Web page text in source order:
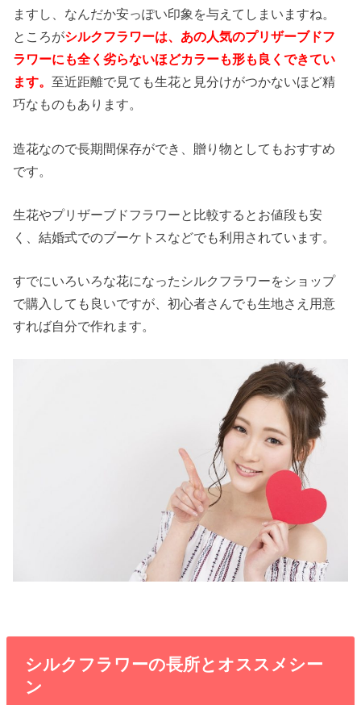
ますし、なんだか安っぽい印象を与えてしまいますね。
ところがシルクフラワーは、あの人気のプリザーブドフ
ラワーにも全く劣らないほどカラーも形も良くできてい
ます。至近距離で見ても生花と見分けがつかないほど精
巧なものもあります。
造花なので長期間保存ができ、贈り物としてもおすすめ
です。
生花やプリザーブドフラワーと比較するとお値段も安
く、結婚式でのブーケトスなどでも利用されています。
すでにいろいろな花になったシルクフラワーをショップ
で購入しても良いですが、初心者さんでも生地さえ用意
すれば自分で作れます。
シルクフラワーの長所とオススメシー
ン